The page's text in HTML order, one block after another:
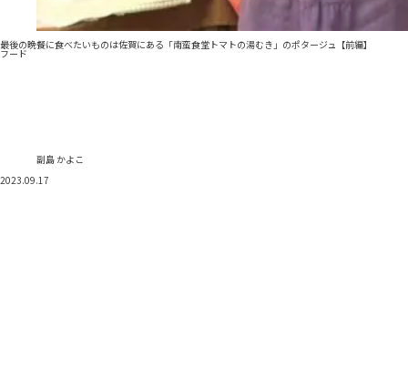
最後の晩餐に食べたいものは佐賀にある「南蛮食堂トマトの湯むき」のポタージュ【前編】
フード
副島 かよこ
2023.09.17